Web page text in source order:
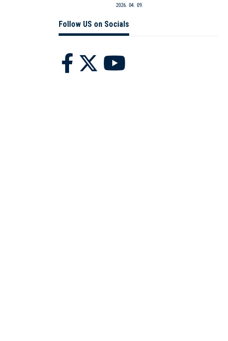
2026. 04. 09.
Follow US on Socials